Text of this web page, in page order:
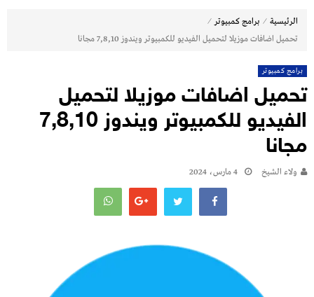
الرئيسية ⁄ برامج كمبيوتر ⁄
تحميل اضافات موزيلا لتحميل الفيديو للكمبيوتر ويندوز 7,8,10 مجانا
برامج كمبيوتر
تحميل اضافات موزيلا لتحميل
الفيديو للكمبيوتر ويندوز 7,8,10
مجانا
ولاء الشيخ 4 مارس، 2024